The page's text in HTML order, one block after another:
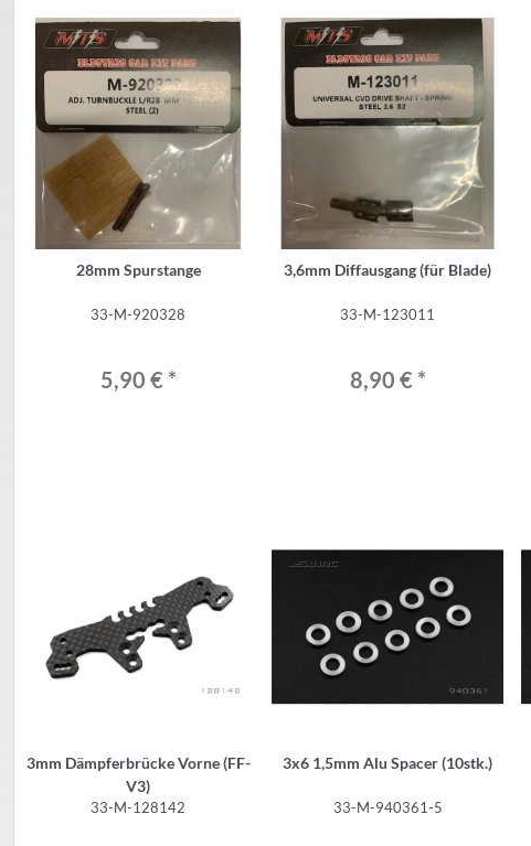
28mm Spurstange
33-M-920328
5,90 € *
3,6mm Diffausgang (für Blade)
33-M-123011
8,90 € *
3mm Dämpferbrücke Vorne (FF-
V3)
33-M-128142
3x6 1,5mm Alu Spacer (10stk.)
33-M-940361-5